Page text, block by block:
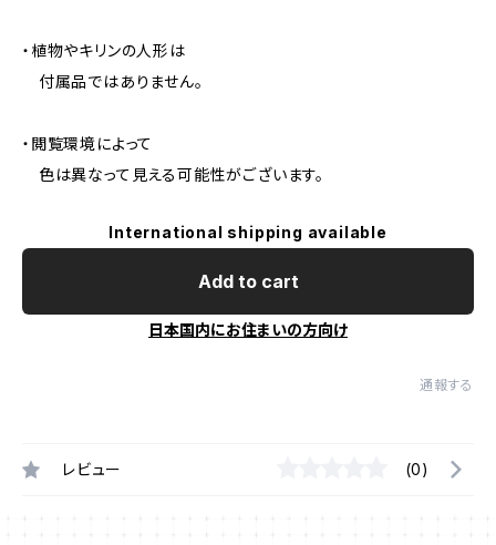
・植物やキリンの人形は
付属品ではありません。
・閲覧環境によって
色は異なって見える可能性がございます。
International shipping available
Add to cart
日本国内にお住まいの方向け
通報する
レビュー (0)